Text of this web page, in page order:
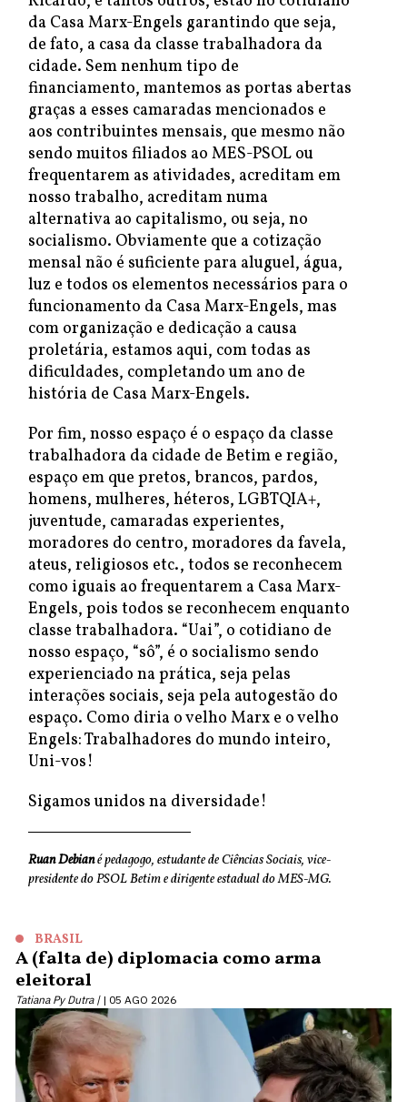
da Casa Marx-Engels garantindo que seja,
de fato, a casa da classe trabalhadora da
cidade. Sem nenhum tipo de
financiamento, mantemos as portas abertas
graças a esses camaradas mencionados e
aos contribuintes mensais, que mesmo não
sendo muitos filiados ao MES-PSOL ou
frequentarem as atividades, acreditam em
nosso trabalho, acreditam numa
alternativa ao capitalismo, ou seja, no
socialismo. Obviamente que a cotização
mensal não é suficiente para aluguel, água,
luz e todos os elementos necessários para o
funcionamento da Casa Marx-Engels, mas
com organização e dedicação a causa
proletária, estamos aqui, com todas as
dificuldades, completando um ano de
história de Casa Marx-Engels.
Por fim, nosso espaço é o espaço da classe
trabalhadora da cidade de Betim e região,
espaço em que pretos, brancos, pardos,
homens, mulheres, héteros, LGBTQIA+,
juventude, camaradas experientes,
moradores do centro, moradores da favela,
ateus, religiosos etc., todos se reconhecem
como iguais ao frequentarem a Casa Marx-
Engels, pois todos se reconhecem enquanto
classe trabalhadora. “Uai”, o cotidiano de
nosso espaço, “sô”, é o socialismo sendo
experienciado na prática, seja pelas
interações sociais, seja pela autogestão do
espaço. Como diria o velho Marx e o velho
Engels: Trabalhadores do mundo inteiro,
Uni-vos!
Sigamos unidos na diversidade!
Ruan Debiané pedagogo, estudante de Ciências Sociais, vice-
presidente do PSOL Betim e dirigente estadual do MES-MG.
BRASIL
A (falta de) diplomacia como arma
eleitoral
Tatiana Py Dutra | 05 AGO 2026